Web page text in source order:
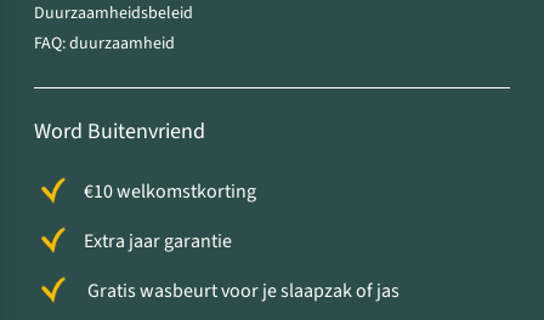
Duurzaamheidsbeleid
FAQ: duurzaamheid
Word Buitenvriend
€10 welkomstkorting
Extra jaar garantie
Gratis wasbeurt voor je slaapzak of jas